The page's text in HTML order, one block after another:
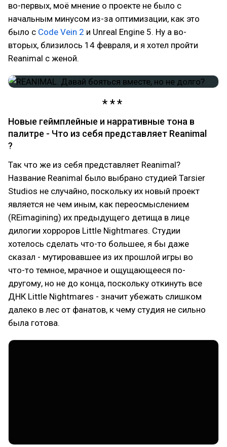
во-первых, моё мнение о проекте не было с
начальным минусом из-за оптимизации, как это
было с Code Vein 2 и Unreal Engine 5. Ну а во-
вторых, близилось 14 февраля, и я хотел пройти
Reanimal с женой.
Новые геймплейные и нарративные тона в
палитре - Что из себя представляет Reanimal
?
Так что же из себя представляет Reanimal?
Название Reanimal было выбрано студией Tarsier
Studios не случайно, поскольку их новый проект
является не чем иным, как переосмыслением
(REimagining) их предыдущего детища в лице
дилогии хорроров Little Nightmares. Студии
хотелось сделать что-то большее, я бы даже
сказал - мутировавшее из их прошлой игры во
что-то темное, мрачное и ощущающееся по-
другому, но не до конца, поскольку откинуть все
ДНК Little Nightmares - значит убежать слишком
далеко в лес от фанатов, к чему студия не сильно
была готова.